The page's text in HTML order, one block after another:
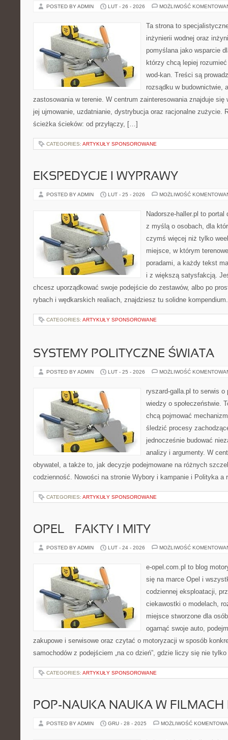
POSTED BY ADMIN LUT - 26 - 2026 MOŻLIWOŚĆ
Ta strona to
inżynierii wodnej oraz
pomyślana jako wsparcie
którzy chcą lepiej
wod-kan. Treści są
rozsądku w budownictwie,
zastosowania w terenie. W centrum zainteresowania znajduje się
jej ujmowanie, uzdatnianie, dystrybucja oraz racjonalne zużycie.
ścieżka ścieków: od przyłączy, […]
CATEGORIES: ARTYKUŁY SPONSOROWANE
EKSPEDYCJE I WYPRAWY
POSTED BY ADMIN LUT - 25 - 2026 MOŻLIWOŚĆ
Nadorsze-haller.pl to portal
z myślą o osobach, dla
czymś więcej niż tylko
miejsce, w którym
poradami, a każdy tekst
i z większą satysfakcją.
chcesz uporządkować swoje podejście do zestawów, albo po
rybach i wędkarskich realiach, znajdziesz tu solidne
CATEGORIES: ARTYKUŁY SPONSOROWANE
SYSTEMY POLITYCZNE ŚWIATA
POSTED BY ADMIN LUT - 25 - 2026 MOŻLIWOŚĆ
ryszard-galla.pl to serwis
wiedzy o społeczeństwie.
chcą pojmować
śledzić procesy
jednocześnie budować
analizy i argumenty. W
obywatel, a także to, jak decyzje podejmowane na różnych
codzienność. Nowości na stronie Wybory i kampanie i Polityka
CATEGORIES: ARTYKUŁY SPONSOROWANE
OPEL – FAKTY I MITY
POSTED BY ADMIN LUT - 24 - 2026 MOŻLIWOŚĆ
e-opel.com.pl to blog
się na marce Opel i
codziennej eksploatacji,
ciekawostki o modelach,
miejsce stworzone dla
ogarnąć swoje auto,
zakupowe i serwisowe oraz czytać o motoryzacji w sposób
samochodów z podejściem „na co dzień”, gdzie liczy się nie
CATEGORIES: ARTYKUŁY SPONSOROWANE
POP-NAUKA NAUKA W FILMACH
POSTED BY ADMIN GRU - 28 - 2025 MOŻLIWOŚĆ